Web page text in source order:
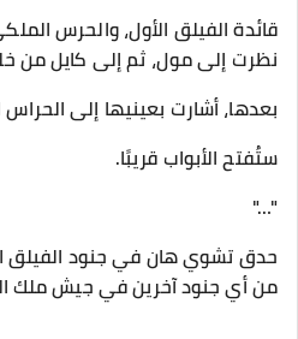
قائدة الفيلق الأول، والحرس
نظرت إلى مول، ثم إلى كايل من
بعدها، أشارت بعينيها إلى
ستُفتح الأبواب قريبًا.
"…"
حدق تشوي هان في جنود الفيلق
من أي جنود آخرين في جيش ملك